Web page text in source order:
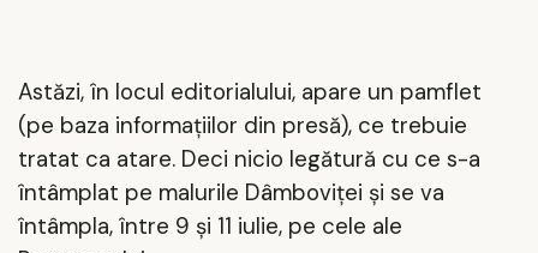
Astăzi, în locul editorialului, apare un pamflet
(pe baza informațiilor din presă), ce trebuie
tratat ca atare. Deci nicio legătură cu ce s-a
întâmplat pe malurile Dâmboviței și se va
întâmpla, între 9 și 11 iulie, pe cele ale